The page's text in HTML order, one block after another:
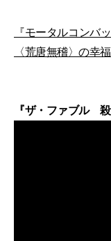
『モータルコンバ
〈荒唐無稽〉の幸
『ザ・ファブル 殺